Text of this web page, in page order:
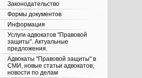
Законодательство
Формы документов
Информация
Услуги адвокатов "Правовой
защиты". Актуальные
предложения.
Адвокаты "Правовой защиты" в
СМИ, новые статьи адвокатов,
новости по делам